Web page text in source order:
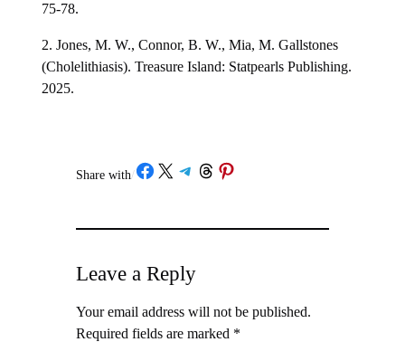
75-78.
2. Jones, M. W., Connor, B. W., Mia, M. Gallstones
(Cholelithiasis). Treasure Island: Statpearls Publishing.
2025.
Share with/Share on Facebook
Share on X Share on Telegram
Share on ThreadsShare on Pinterest
Leave a Reply
Your email address will not be published.
Required fields are marked *